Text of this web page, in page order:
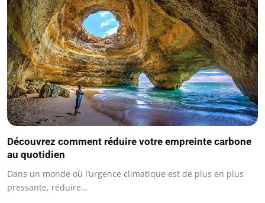
Découvrez comment réduire votre empreinte carbone
au quotidien
Dans un monde où l’urgence climatique est de plus en plus
pressante, réduire…